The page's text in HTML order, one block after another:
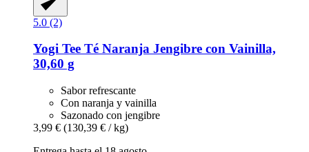
5.0 (2)
Yogi Tee Té Naranja Jengibre con Vainilla,
30,60 g
Sabor refrescante
Con naranja y vainilla
Sazonado con jengibre
3,99 € (130,39 € / kg)